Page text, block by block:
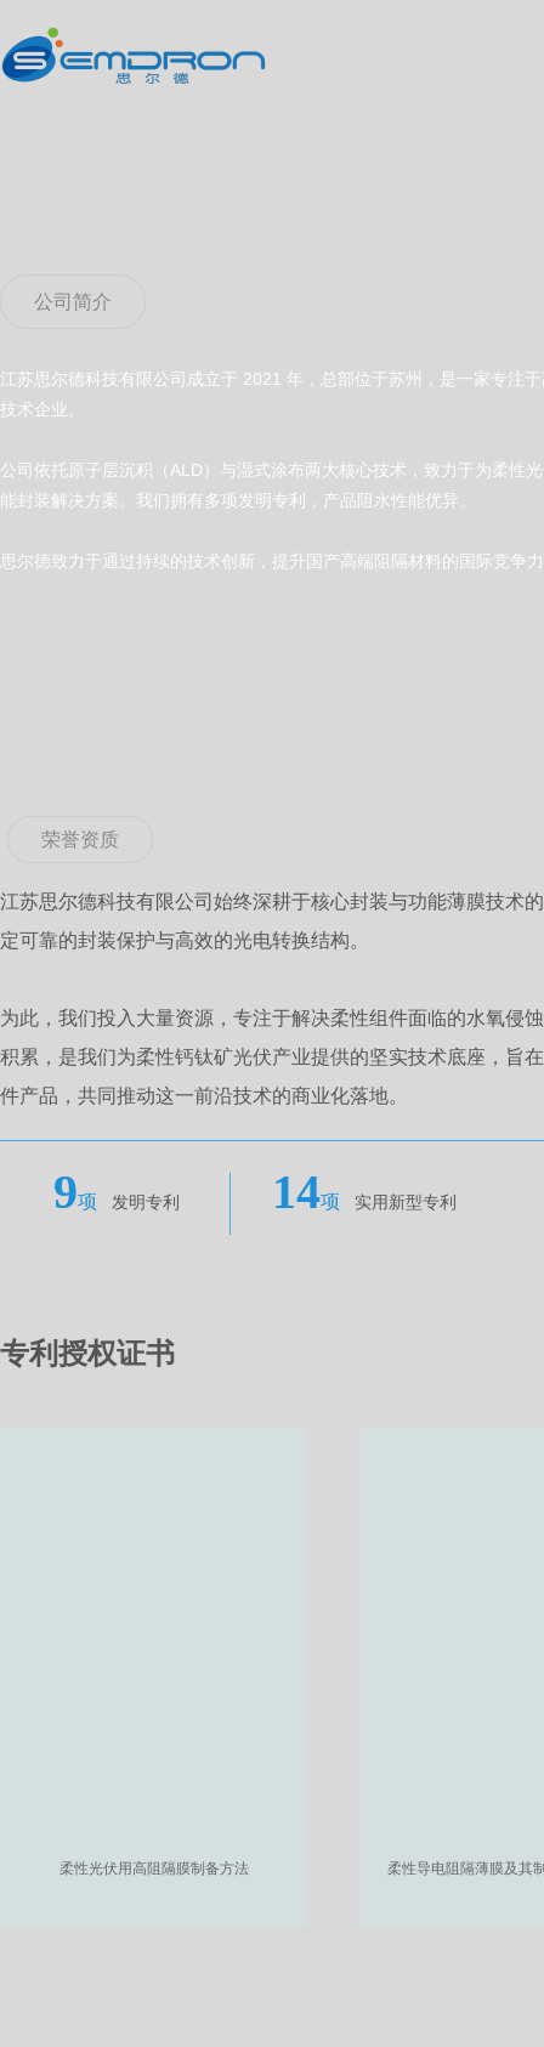
公司简介
江苏思尔德科技有限公司成立于 2021 年，总部位于苏州，是一家专注
技术企业。
公司依托原子层沉积（ALD）与湿式涂布两大核心技术，致力于为柔性
能封装解决方案。我们拥有多项发明专利，产品阻水性能优异。
思尔德致力于通过持续的技术创新，提升国产高端阻隔材料的国际竞争
荣誉资质
江苏思尔德科技有限公司始终深耕于核心封装与功能薄膜技术
定可靠的封装保护与高效的光电转换结构。
为此，我们投入大量资源，专注于解决柔性组件面临的水氧侵
积累，是我们为柔性钙钛矿光伏产业提供的坚实技术底座，旨
件产品，共同推动这一前沿技术的商业化落地。
9项 发明专利 14项 实用新型专利
柔性光伏用高阻隔膜制备方法 柔性导电阻隔薄膜及其
专利授权证书